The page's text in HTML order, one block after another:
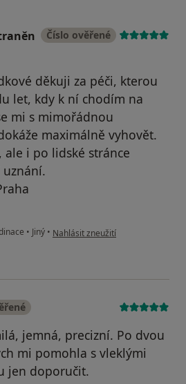
Číslo ověřené
děkuji za péči, kterou
let, kdy k ní chodím na
mi s mimořádnou
maximálně vyhovět.
i po lidské stránce
• Jiný • podle názoru uživatele Váš účet
Nahlásit zneužití
jemná, precizní. Po dvou
mi pomohla s vleklými
jen doporučit.